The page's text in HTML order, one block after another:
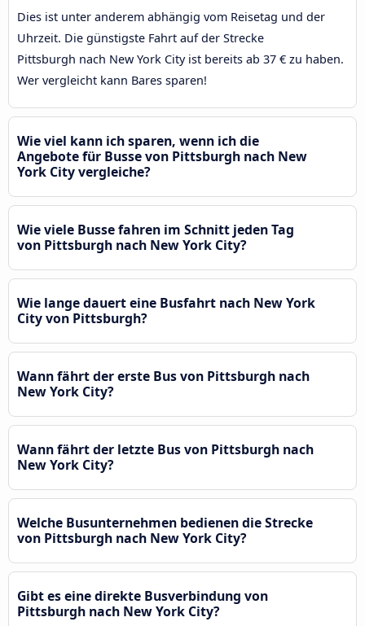
Dies ist unter anderem abhängig vom Reisetag und der
Uhrzeit. Die günstigste Fahrt auf der Strecke
Pittsburgh nach New York City ist bereits ab 37 € zu haben.
Wer vergleicht kann Bares sparen!
Wie viel kann ich sparen, wenn ich die
Angebote für Busse von Pittsburgh nach New
York City vergleiche?
Wie viele Busse fahren im Schnitt jeden Tag
von Pittsburgh nach New York City?
Wie lange dauert eine Busfahrt nach New York
City von Pittsburgh?
Wann fährt der erste Bus von Pittsburgh nach
New York City?
Wann fährt der letzte Bus von Pittsburgh nach
New York City?
Welche Busunternehmen bedienen die Strecke
von Pittsburgh nach New York City?
Gibt es eine direkte Busverbindung von
Pittsburgh nach New York City?